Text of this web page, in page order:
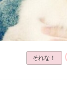
それな！